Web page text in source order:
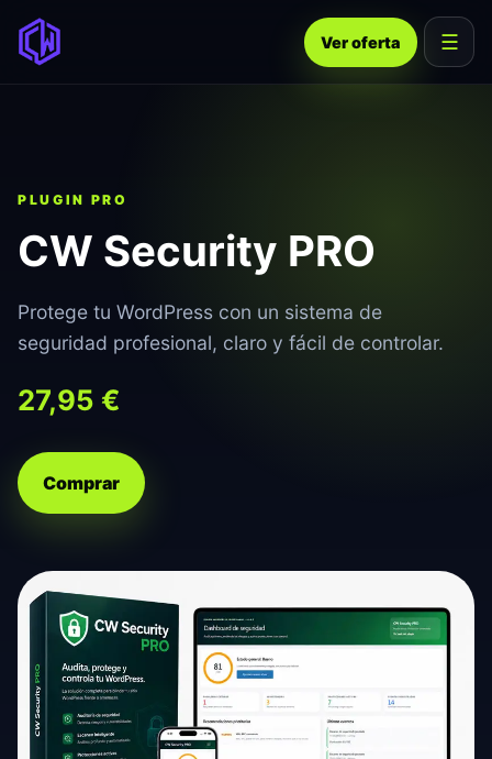
☰
Ver oferta
PLUGIN PRO
CW Security PRO
Protege tu WordPress con un sistema de
seguridad profesional, claro y fácil de controlar.
27,95 €
Comprar